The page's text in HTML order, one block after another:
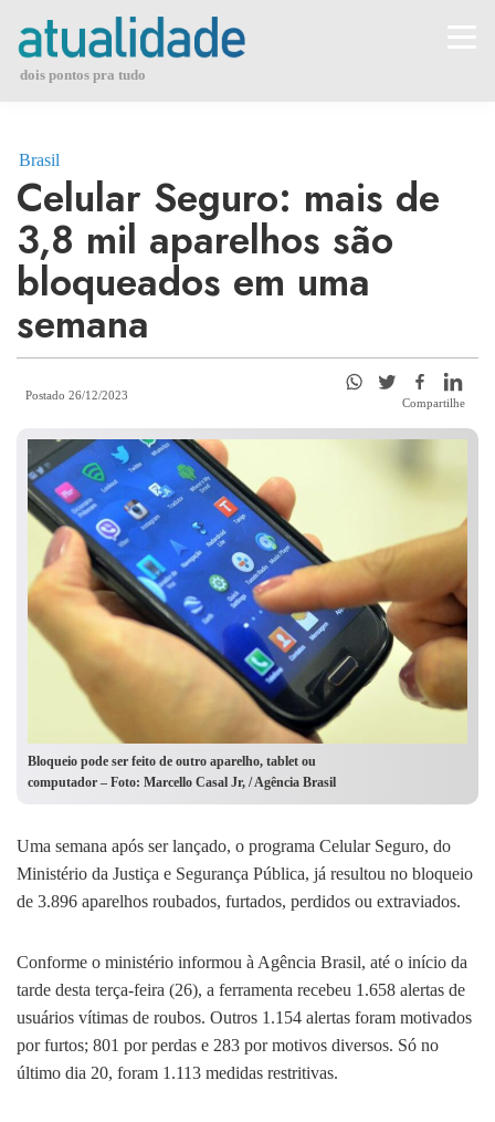
contentdois pontos pra tudo
Brasil
Celular Seguro: mais de
3,8 mil aparelhos são
bloqueados em uma
semana
Postado 26/12/2023
Compartilhe
Bloqueio pode ser feito de outro aparelho, tablet ou
computador – Foto: Marcello Casal Jr, / Agência Brasil
Uma semana após ser lançado, o programa Celular Seguro, do
Ministério da Justiça e Segurança Pública, já resultou no bloqueio
de 3.896 aparelhos roubados, furtados, perdidos ou extraviados.
Conforme o ministério informou à Agência Brasil, até o início da
tarde desta terça-feira (26), a ferramenta recebeu 1.658 alertas de
usuários vítimas de roubos. Outros 1.154 alertas foram motivados
por furtos; 801 por perdas e 283 por motivos diversos. Só no
último dia 20, foram 1.113 medidas restritivas.